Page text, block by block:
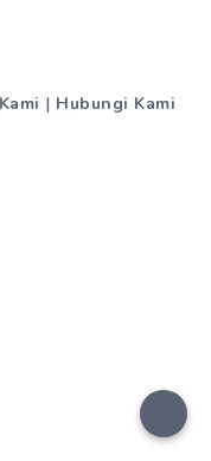
| Hubungi Kami